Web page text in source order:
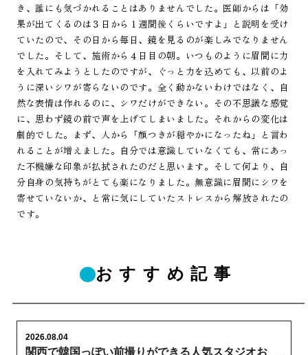
き、誰にも気づかれることはありませんでした。医師からは「効
果が出てくるのは３日から１週間後くらいですよ」と説明を受け
ていたので、その日から毎日、鏡を見るのが楽しみでなりません
でした。そして、施術から４日目の朝。いつものように眉間に力
を入れてみようとしたのですが、ぐっと力を込めても、以前のよ
うに深いシワが寄らないのです。全く動かないわけではなく、自
然な表情は作れるのに、シワだけができない。その不思議な感覚
に、思わず鏡の前で声を上げてしまいました。それからの変化は
劇的でした。まず、人から「顔つきが穏やかになったね」と言わ
れることが増えました。自分では意識していなくても、常にあっ
た不機嫌な印象が払拭されたのだと思います。そして何より、自
分自身の気持ちがとても楽になりました。無意識に眉間にシワを
寄せていないか、と常に気にしていたストレスから解放されたの
です。
おすすめ記事
関西で韓国っぽい前撮りができる人気スタジオお
2026.08.04